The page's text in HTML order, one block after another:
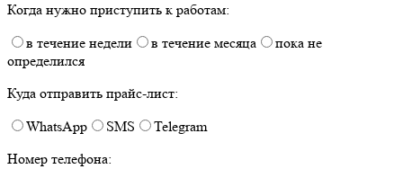
Когда нужно приступить к работам:
в течение недели
в течение месяца
пока не
определился
Куда отправить прайс-лист:
WhatsApp
SMS
Telegram
Номер телефона: